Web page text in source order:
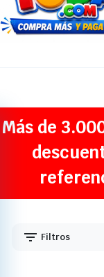
Más de
Filtros